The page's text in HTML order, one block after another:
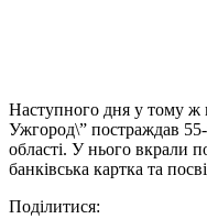
Наступного дня у тому ж
Ужгород\” постраждав
області. У нього вкрали
банківська картка та
Поділитися: